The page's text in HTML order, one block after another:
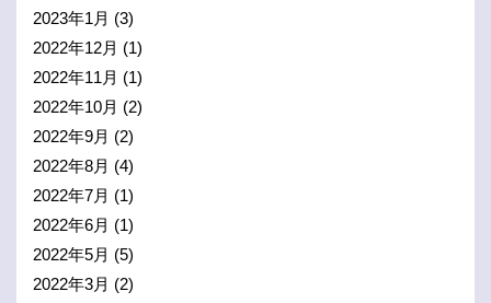
2023年1月 (3)
2022年12月 (1)
2022年11月 (1)
2022年10月 (2)
2022年9月 (2)
2022年8月 (4)
2022年7月 (1)
2022年6月 (1)
2022年5月 (5)
2022年3月 (2)